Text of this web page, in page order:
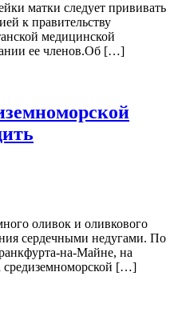
матки следует прививать
к правительству
медицинской
ее членов.Об […]
оливок и оливкового
сердечными недугами. По
на-Майне, на
средиземноморской […]